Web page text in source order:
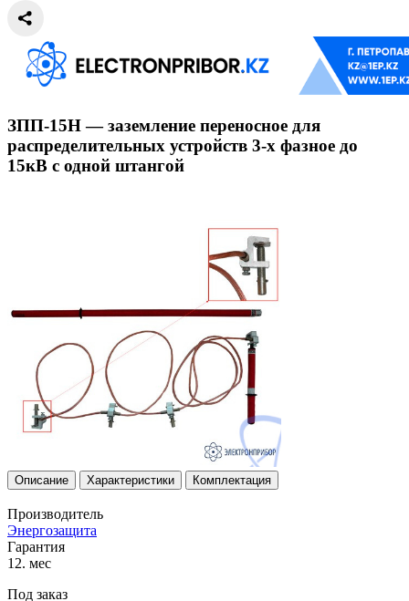
ЗПП-15Н — заземление переносное для
распределительных устройств 3-х фазное до
15кВ с одной штангой
Описание Характеристики Комплектация
Производитель
Энергозащита
Гарантия
12. мес
Под заказ